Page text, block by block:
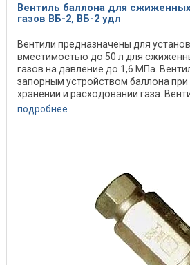
Вентиль баллона для
газов ВБ-2, ВБ-2 удл
Вентили предназначены для
вместимостью до 50 л для
газов на давление до 1,6 МПа.
запорным устройством баллона при
хранении и расходовании газа.
подробнее